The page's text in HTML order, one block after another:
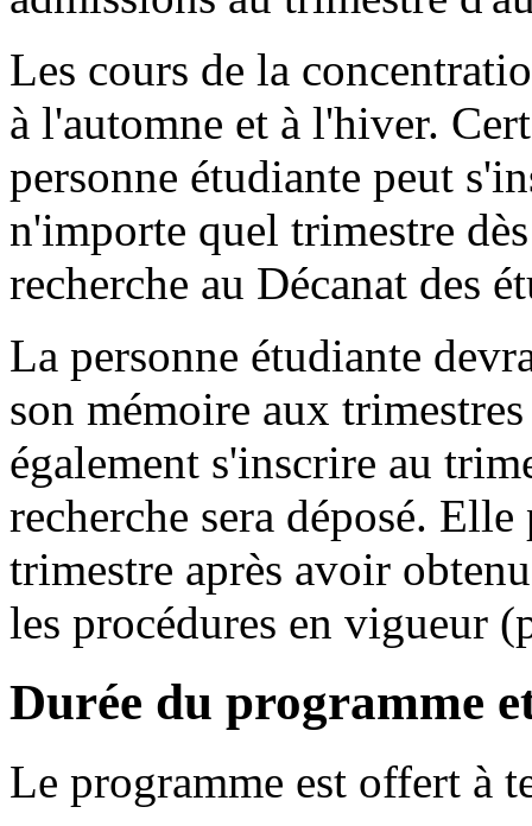
Les cours de la
à l'automne et à l'hiver.
personne étudiante peut
n'importe quel trimestre
recherche au Décanat des
La personne étudiante
son mémoire aux
également s'inscrire au
recherche sera déposé.
trimestre après avoir
les procédures en vigueur
Durée du programme
Le programme est offert à